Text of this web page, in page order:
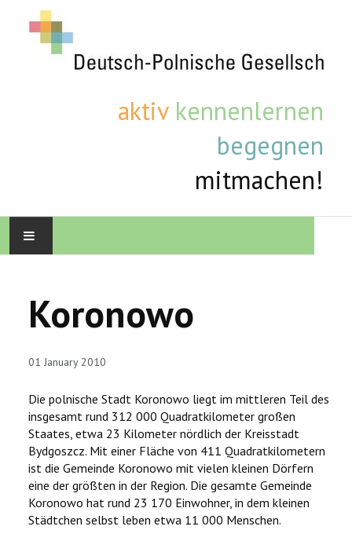
aktiv kennenlernen
begegnen
mitmachen!
AKTUELLE TERMINE
CHRONOLOGIE
KORONOWO
BILDERGALERIEN
WIR ÜBER UNS
Koronowo
01 January 2010
Die polnische Stadt Koronowo liegt im mittleren Teil des
insgesamt rund 312 000 Quadratkilometer großen
Staates, etwa 23 Kilometer nördlich der Kreisstadt
Bydgoszcz. Mit einer Fläche von 411 Quadratkilometern
ist die Gemeinde Koronowo mit vielen kleinen Dörfern
eine der größten in der Region. Die gesamte Gemeinde
Koronowo hat rund 23 170 Einwohner, in dem kleinen
Städtchen selbst leben etwa 11 000 Menschen.